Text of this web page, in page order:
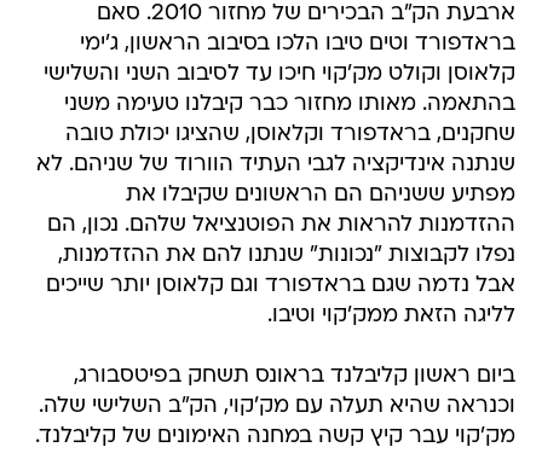
ארבעת הק"ב הבכירים של מחזור 2010. סאם
בראדפורד וטים טיבו הלכו בסיבוב הראשון, ג'ימי
קלאוסן וקולט מק'קוי חיכו עד לסיבוב השני והשלישי
בהתאמה. מאותו מחזור כבר קיבלנו טעימה משני
שחקנים, בראדפורד וקלאוסן, שהציגו יכולת טובה
שנתנה אינדיקציה לגבי העתיד הוורוד של שניהם. לא
מפתיע ששניהם הם הראשונים שקיבלו את
ההזדמנות להראות את הפוטנציאל שלהם. נכון, הם
נפלו לקבוצות "נכונות" שנתנו להם את ההזדמנות,
אבל נדמה שגם בראדפורד וגם קלאוסן יותר שייכים
לליגה הזאת ממק'קוי וטיבו.
ביום ראשון קליבלנד בראונס תשחק בפיטסבורג,
וכנראה שהיא תעלה עם מק'קוי, הק"ב השלישי שלה.
מק'קוי עבר קיץ קשה במחנה האימונים של קליבלנד.